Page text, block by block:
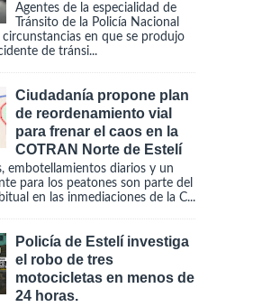
Agentes de la especialidad de
Tránsito de la Policía Nacional
circunstancias en que se produjo
de tránsi...
Ciudadanía propone plan
de reordenamiento vial
para frenar el caos en la
COTRAN Norte de Estelí
embotellamientos diarios y un
para los peatones son parte del
en las inmediaciones de la C...
Policía de Estelí investiga
el robo de tres
motocicletas en menos de
24 horas.